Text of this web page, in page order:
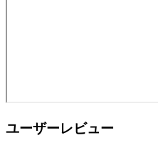
ユーザーレビュー